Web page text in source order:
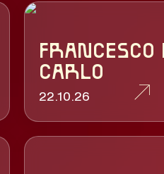
FRANCESCO
CARLO
22.10.26